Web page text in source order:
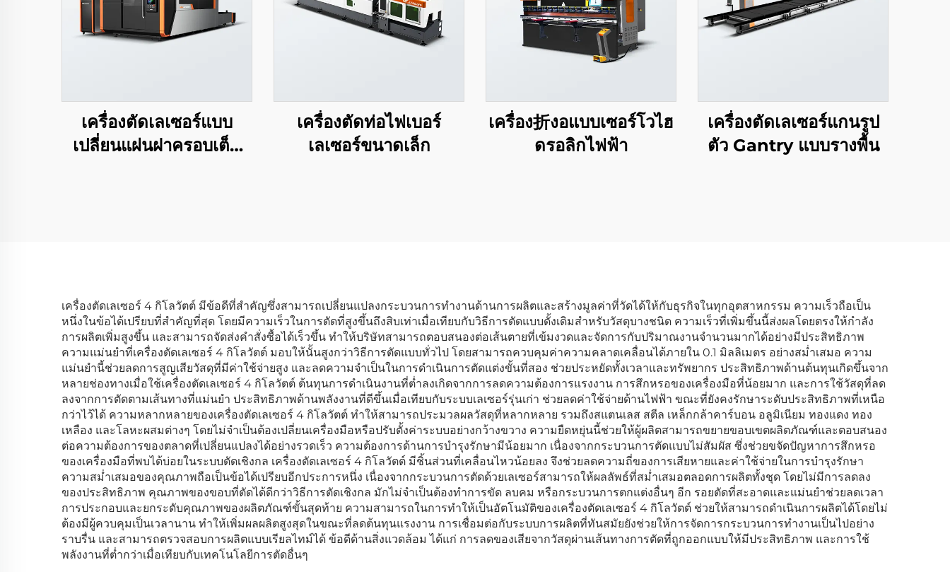
เครื่องตัดเลเซอร์แบบ
เปลี่ยนแผ่นฝาครอบเต็ม
เครื่องตัดท่อไฟเบอร์
เลเซอร์ขนาดเล็ก
เครื่อง折งอแบบเซอร์โวไฮ
ดรอลิกไฟฟ้า
เครื่องตัดเลเซอร์แกนรูป
ตัว Gantry แบบรางพื้น
เครื่องตัดเลเซอร์ 4 กิโลวัตต์ มีข้อดีที่สำคัญซึ่งสามารถเปลี่ยนแปลงกระบวนการทำงานด้านการผลิตและสร้างมูลค่าที่วัดได้ให้กับธุรกิจในทุกอุตสาหกรรม ความเร็วถือเป็น
หนึ่งในข้อได้เปรียบที่สำคัญที่สุด โดยมีความเร็วในการตัดที่สูงขึ้นถึงสิบเท่าเมื่อเทียบกับวิธีการตัดแบบดั้งเดิมสำหรับวัสดุบางชนิด ความเร็วที่เพิ่มขึ้นนี้ส่งผลโดยตรงให้กำลัง
การผลิตเพิ่มสูงขึ้น และสามารถจัดส่งคำสั่งซื้อได้เร็วขึ้น ทำให้บริษัทสามารถตอบสนองต่อเส้นตายที่เข้มงวดและจัดการกับปริมาณงานจำนวนมากได้อย่างมีประสิทธิภาพ
ความแม่นยำที่เครื่องตัดเลเซอร์ 4 กิโลวัตต์ มอบให้นั้นสูงกว่าวิธีการตัดแบบทั่วไป โดยสามารถควบคุมค่าความคลาดเคลื่อนได้ภายใน 0.1 มิลลิเมตร อย่างสม่ำเสมอ ความ
แม่นยำนี้ช่วยลดการสูญเสียวัสดุที่มีค่าใช้จ่ายสูง และลดความจำเป็นในการดำเนินการตัดแต่งขั้นที่สอง ช่วยประหยัดทั้งเวลาและทรัพยากร ประสิทธิภาพด้านต้นทุนเกิดขึ้นจาก
หลายช่องทางเมื่อใช้เครื่องตัดเลเซอร์ 4 กิโลวัตต์ ต้นทุนการดำเนินงานที่ต่ำลงเกิดจากการลดความต้องการแรงงาน การสึกหรอของเครื่องมือที่น้อยมาก และการใช้วัสดุที่ลด
ลงจากการตัดตามเส้นทางที่แม่นยำ ประสิทธิภาพด้านพลังงานที่ดีขึ้นเมื่อเทียบกับระบบเลเซอร์รุ่นเก่า ช่วยลดค่าใช้จ่ายด้านไฟฟ้า ขณะที่ยังคงรักษาระดับประสิทธิภาพที่เหนือ
กว่าไว้ได้ ความหลากหลายของเครื่องตัดเลเซอร์ 4 กิโลวัตต์ ทำให้สามารถประมวลผลวัสดุที่หลากหลาย รวมถึงสแตนเลส สตีล เหล็กกล้าคาร์บอน อลูมิเนียม ทองแดง ทอง
เหลือง และโลหะผสมต่างๆ โดยไม่จำเป็นต้องเปลี่ยนเครื่องมือหรือปรับตั้งค่าระบบอย่างกว้างขวาง ความยืดหยุ่นนี้ช่วยให้ผู้ผลิตสามารถขยายขอบเขตผลิตภัณฑ์และตอบสนอง
ต่อความต้องการของตลาดที่เปลี่ยนแปลงได้อย่างรวดเร็ว ความต้องการด้านการบำรุงรักษามีน้อยมาก เนื่องจากกระบวนการตัดแบบไม่สัมผัส ซึ่งช่วยขจัดปัญหาการสึกหรอ
ของเครื่องมือที่พบได้บ่อยในระบบตัดเชิงกล เครื่องตัดเลเซอร์ 4 กิโลวัตต์ มีชิ้นส่วนที่เคลื่อนไหวน้อยลง จึงช่วยลดความถี่ของการเสียหายและค่าใช้จ่ายในการบำรุงรักษา
ความสม่ำเสมอของคุณภาพถือเป็นข้อได้เปรียบอีกประการหนึ่ง เนื่องจากกระบวนการตัดด้วยเลเซอร์สามารถให้ผลลัพธ์ที่สม่ำเสมอตลอดการผลิตทั้งชุด โดยไม่มีการลดลง
ของประสิทธิภาพ คุณภาพของขอบที่ตัดได้ดีกว่าวิธีการตัดเชิงกล มักไม่จำเป็นต้องทำการขัด ลบคม หรือกระบวนการตกแต่งอื่นๆ อีก รอยตัดที่สะอาดและแม่นยำช่วยลดเวลา
การประกอบและยกระดับคุณภาพของผลิตภัณฑ์ขั้นสุดท้าย ความสามารถในการทำให้เป็นอัตโนมัติของเครื่องตัดเลเซอร์ 4 กิโลวัตต์ ช่วยให้สามารถดำเนินการผลิตได้โดยไม่
ต้องมีผู้ควบคุมเป็นเวลานาน ทำให้เพิ่มผลผลิตสูงสุดในขณะที่ลดต้นทุนแรงงาน การเชื่อมต่อกับระบบการผลิตที่ทันสมัยยังช่วยให้การจัดการกระบวนการทำงานเป็นไปอย่าง
ราบรื่น และสามารถตรวจสอบการผลิตแบบเรียลไทม์ได้ ข้อดีด้านสิ่งแวดล้อม ได้แก่ การลดของเสียจากวัสดุผ่านเส้นทางการตัดที่ถูกออกแบบให้มีประสิทธิภาพ และการใช้
พลังงานที่ต่ำกว่าเมื่อเทียบกับเทคโนโลยีการตัดอื่นๆ